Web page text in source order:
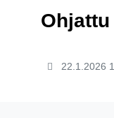
22.1.2026